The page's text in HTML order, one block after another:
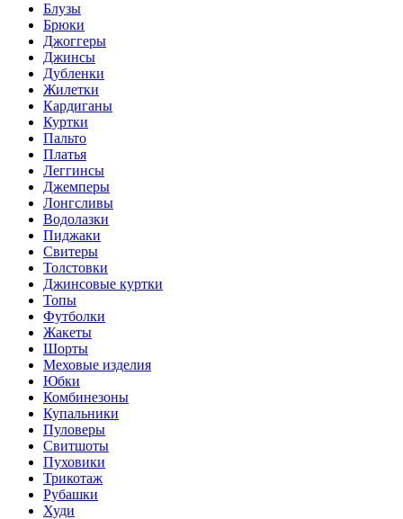
Блузы
Брюки
Джоггеры
Джинсы
Дубленки
Жилетки
Кардиганы
Куртки
Пальто
Платья
Леггинсы
Джемперы
Лонгсливы
Водолазки
Пиджаки
Свитеры
Толстовки
Джинсовые куртки
Топы
Футболки
Жакеты
Шорты
Меховые изделия
Юбки
Комбинезоны
Купальники
Пуловеры
Свитшоты
Пуховики
Трикотаж
Рубашки
Худи